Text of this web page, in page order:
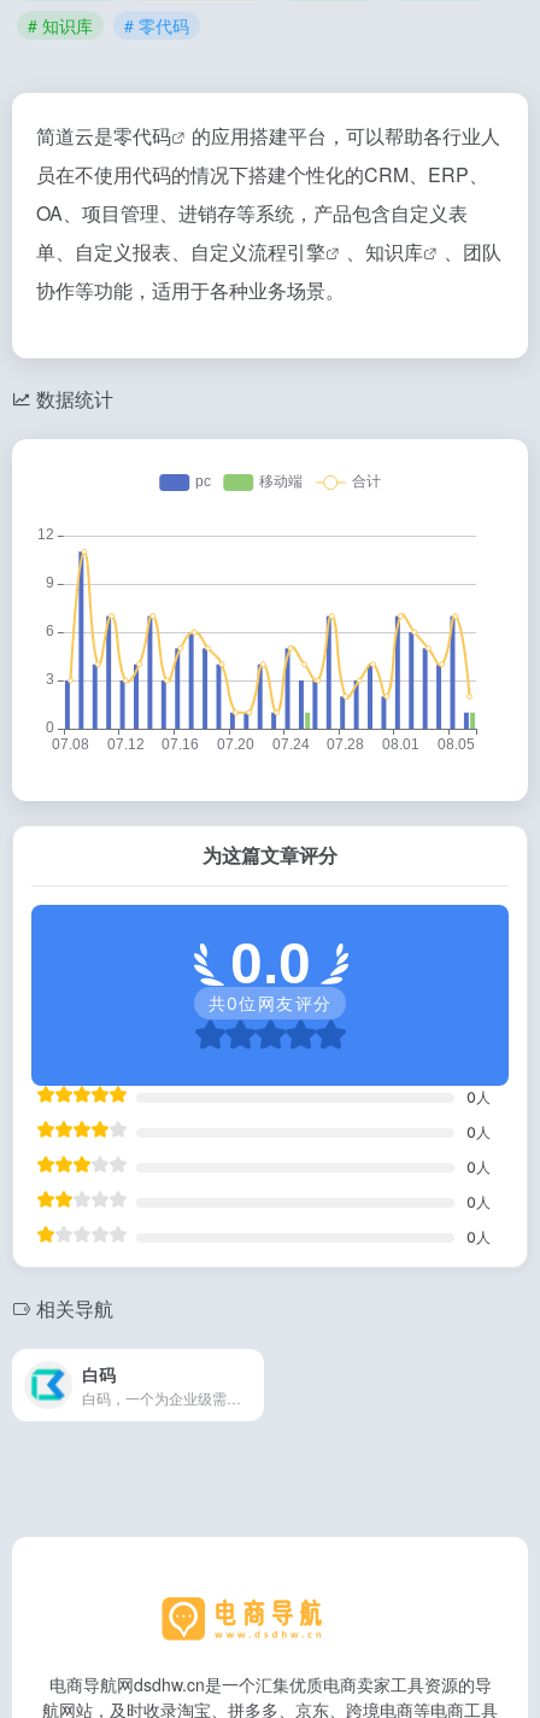
# 知识库
# 零代码
简道云是零代码
的应用搭建平台，可以帮助各行业人
员在不使用代码的情况下搭建个性化的CRM、ERP、
OA、项目管理、进销存等系统，产品包含自定义表
单、自定义报表、自定义流程引擎 、 知识库
、团队
协作等功能，适用于各种业务场景。
数据统计
为这篇文章评分
0.0
共0位网友评分
0 人
0 人
0 人
0 人
0 人
相关导航
白码
电商导航网dsdhw.cn是一个汇集优质电商卖家工具资源的导
航网站，及时收录淘宝、拼多多、京东、跨境电商等电商工具